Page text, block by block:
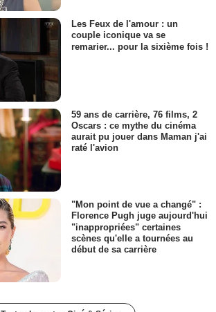
Les Feux de l'amour : un
couple iconique va se
remarier... pour la sixième fois !
59 ans de carrière, 76 films, 2
Oscars : ce mythe du cinéma
aurait pu jouer dans Maman j'ai
raté l'avion
"Mon point de vue a changé" :
Florence Pugh juge aujourd'hui
"inappropriées" certaines
scènes qu'elle a tournées au
début de sa carrière